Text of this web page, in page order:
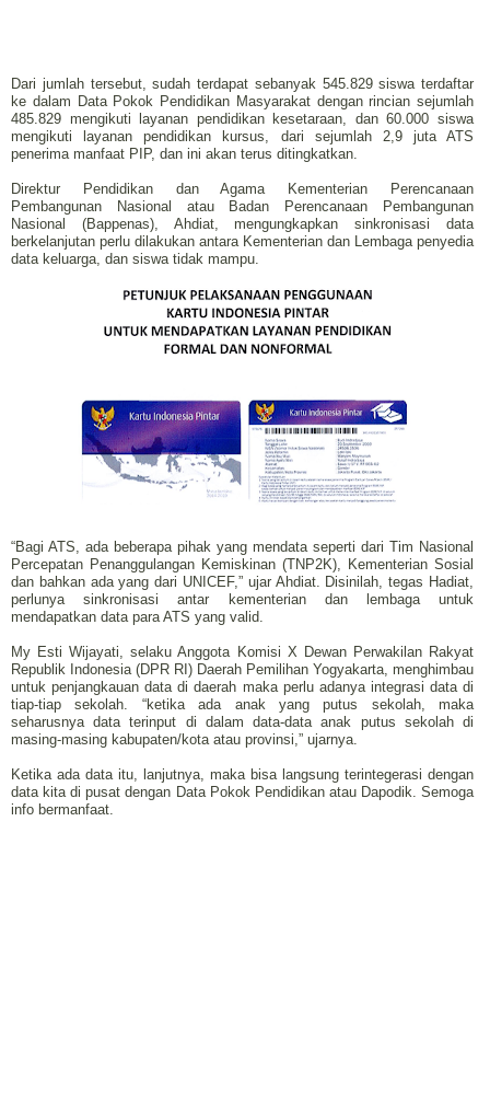
Dari jumlah tersebut, sudah terdapat sebanyak 545.829 siswa terdaftar
ke dalam Data Pokok Pendidikan Masyarakat dengan rincian sejumlah
485.829 mengikuti layanan pendidikan kesetaraan, dan 60.000 siswa
mengikuti layanan pendidikan kursus, dari sejumlah 2,9 juta ATS
penerima manfaat PIP, dan ini akan terus ditingkatkan.
Direktur Pendidikan dan Agama Kementerian Perencanaan
Pembangunan Nasional atau Badan Perencanaan Pembangunan
Nasional (Bappenas), Ahdiat, mengungkapkan sinkronisasi data
berkelanjutan perlu dilakukan antara Kementerian dan Lembaga penyedia
data keluarga, dan siswa tidak mampu.
“Bagi ATS, ada beberapa pihak yang mendata seperti dari Tim Nasional
Percepatan Penanggulangan Kemiskinan (TNP2K), Kementerian Sosial
dan bahkan ada yang dari UNICEF,” ujar Ahdiat. Disinilah, tegas Hadiat,
perlunya sinkronisasi antar kementerian dan lembaga untuk
mendapatkan data para ATS yang valid.
My Esti Wijayati, selaku Anggota Komisi X Dewan Perwakilan Rakyat
Republik Indonesia (DPR RI) Daerah Pemilihan Yogyakarta, menghimbau
untuk penjangkauan data di daerah maka perlu adanya integrasi data di
tiap-tiap sekolah. “ketika ada anak yang putus sekolah, maka
seharusnya data terinput di dalam data-data anak putus sekolah di
masing-masing kabupaten/kota atau provinsi,” ujarnya.
Ketika ada data itu, lanjutnya, maka bisa langsung terintegerasi dengan
data kita di pusat dengan Data Pokok Pendidikan atau Dapodik. Semoga
info bermanfaat.